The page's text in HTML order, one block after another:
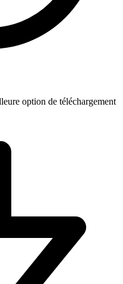
option de téléchargement